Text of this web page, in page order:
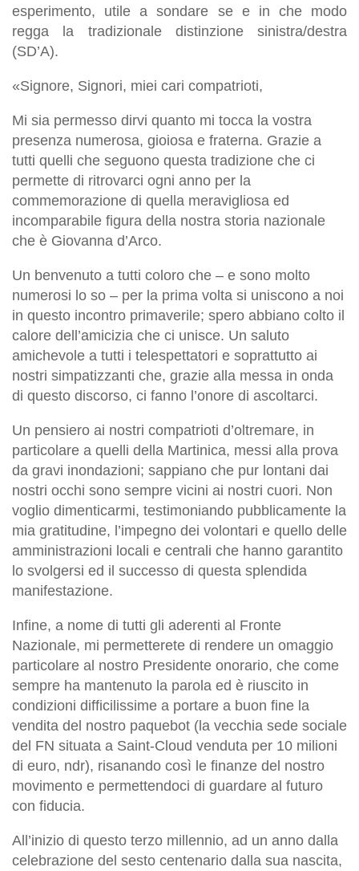
esperimento, utile a sondare se e in che modo
regga la tradizionale distinzione sinistra/destra
(SD’A).
«Signore, Signori, miei cari compatrioti,
Mi sia permesso dirvi quanto mi tocca la vostra
presenza numerosa, gioiosa e fraterna. Grazie a
tutti quelli che seguono questa tradizione che ci
permette di ritrovarci ogni anno per la
commemorazione di quella meravigliosa ed
incomparabile figura della nostra storia nazionale
che è Giovanna d’Arco.
Un benvenuto a tutti coloro che – e sono molto
numerosi lo so – per la prima volta si uniscono a noi
in questo incontro primaverile; spero abbiano colto il
calore dell’amicizia che ci unisce. Un saluto
amichevole a tutti i telespettatori e soprattutto ai
nostri simpatizzanti che, grazie alla messa in onda
di questo discorso, ci fanno l’onore di ascoltarci.
Un pensiero ai nostri compatrioti d’oltremare, in
particolare a quelli della Martinica, messi alla prova
da gravi inondazioni; sappiano che pur lontani dai
nostri occhi sono sempre vicini ai nostri cuori. Non
voglio dimenticarmi, testimoniando pubblicamente la
mia gratitudine, l’impegno dei volontari e quello delle
amministrazioni locali e centrali che hanno garantito
lo svolgersi ed il successo di questa splendida
manifestazione.
Infine, a nome di tutti gli aderenti al Fronte
Nazionale, mi permetterete di rendere un omaggio
particolare al nostro Presidente onorario, che come
sempre ha mantenuto la parola ed è riuscito in
condizioni difficilissime a portare a buon fine la
vendita del nostro paquebot (la vecchia sede sociale
del FN situata a Saint-Cloud venduta per 10 milioni
di euro, ndr), risanando così le finanze del nostro
movimento e permettendoci di guardare al futuro
con fiducia.
All’inizio di questo terzo millennio, ad un anno dalla
celebrazione del sesto centenario dalla sua nascita,